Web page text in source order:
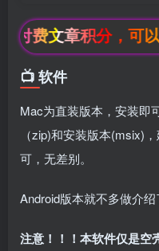
影视
、
OK接口
接口
小苹果影视
v1.0.9电视盒
子破解版下
载，继续免费
播！
费文章积分，可以
📺 软件
Mac为直装版本，安装即
（zip)和安装版本(msix)
可，无差别。
Android版本就不多做介绍
注意！！！本软件仅是空